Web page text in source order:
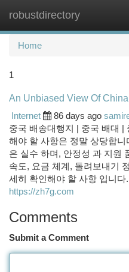
robustdirectory
Home
1
An Unbiased View Of
Internet
86 days ago
중국 배송대행지 | 중국 배대 |
해야 할 사항은 정말 상당합
은 실수 하며, 안정성 과 지원
속도, 요금 체계, 돌려보내기
세히 확인해야 할 사항 입니
https://zh7g.com
Comments
Submit a Comment